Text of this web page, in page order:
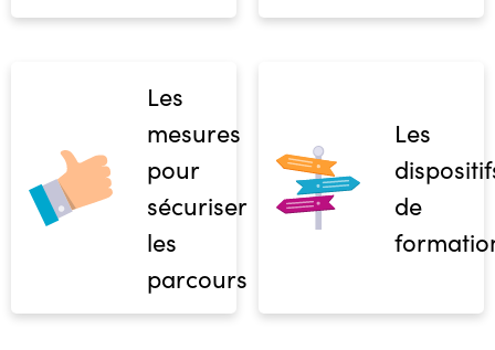
Les
mesures
pour
sécuriser
les
parcours
Les
de